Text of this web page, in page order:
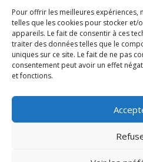
Pour offrir les meilleures expériences,
telles que les cookies pour stocker et/
appareils. Le fait de consentir à ces
traiter des données telles que le
uniques sur ce site. Le fait de ne pas
consentement peut avoir un effet
et fonctions.
Tél. 06 80
Tous droits réservés
©Crédit photos Pierre
Politique de
Mentions